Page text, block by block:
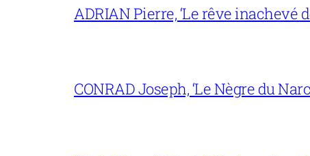
ADRIAN Pierre, ‘Le rêve inachevé
CONRAD Joseph, ‘Le Nègre du